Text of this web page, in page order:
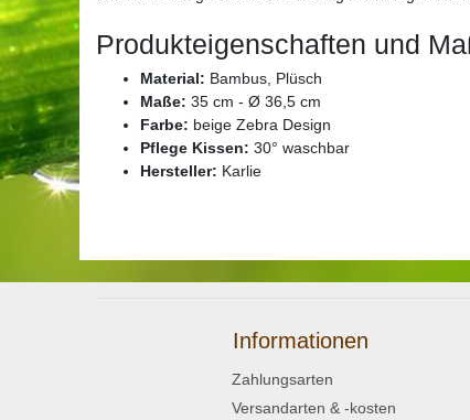
Produkteigenschaften und
Material: Bambus, Plüsch
Maße: 35 cm - Ø 36,5 cm
Farbe: beige Zebra Design
Pflege Kissen: 30° waschbar
Hersteller: Karlie
Informationen
Zahlungsarten
Versandarten & -kosten